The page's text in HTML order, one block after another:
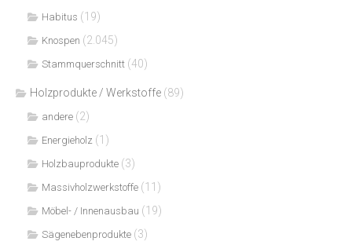
Habitus (19)
Knospen (2.045)
Stammquerschnitt (40)
Holzprodukte / Werkstoffe (89)
andere (2)
Energieholz (1)
Holzbauprodukte (3)
Massivholzwerkstoffe (11)
Möbel- / Innenausbau (19)
Sägenebenprodukte (3)